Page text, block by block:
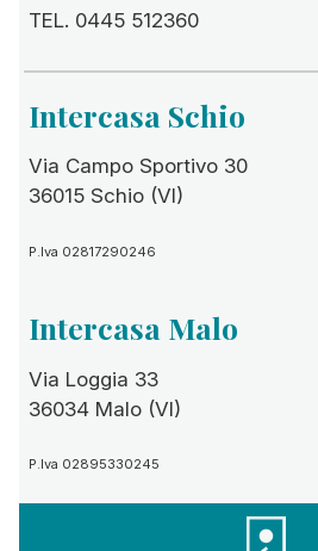
TEL. 0445 512360
Intercasa Schio
Via Campo Sportivo 30
36015 Schio (VI)
P.Iva 02817290246
Intercasa Malo
Via Loggia 33
36034 Malo (VI)
P.Iva 02895330245